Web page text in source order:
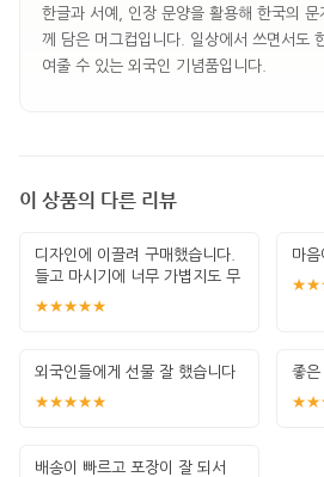
한글과 서예, 인장 문양을 활용해 한국의
께 담은 머그컵입니다. 일상에서 쓰면서도
여줄 수 있는 외국인 기념품입니다.
이 상품의 다른 리뷰
디자인에 이끌려 구매했습니다.
들고 마시기에 너무 가볍지도 무
겁지도 않게
★★★★★
마
외국인들에게 선물 잘 했습니다
★★★★★
좋은
배송이 빠르고 포장이 잘 되서